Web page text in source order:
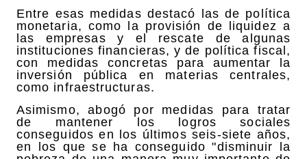
Entre esas medidas destacó las de política
monetaria, como la provisión de liquidez a
las empresas y el rescate de algunas
instituciones financieras, y de política fiscal,
con medidas concretas para aumentar la
inversión pública en materias centrales,
como infraestructuras.
Asimismo, abogó por medidas para tratar
de mantener los logros sociales
conseguidos en los últimos seis-siete años,
en los que se ha conseguido "disminuir la